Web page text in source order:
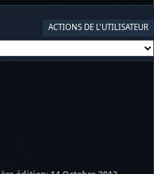
ACTIONS DE L'UTILISATEUR